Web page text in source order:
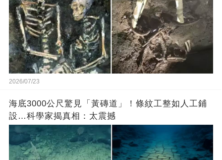
2026/07/23
海底3000公尺驚見「黃磚道」！條紋工整如人工鋪
設…科學家揭真相：太震撼